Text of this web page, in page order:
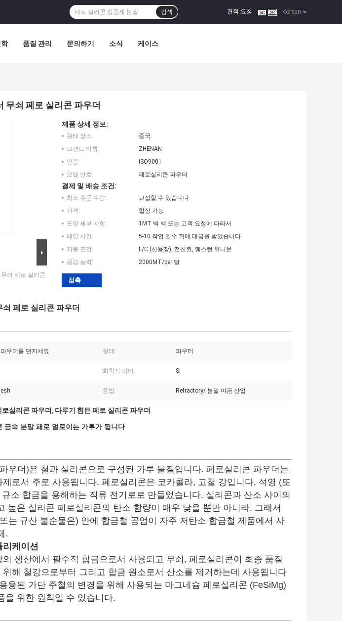
Korean
견적 요청 |
검색
품질 관리 문의하기 소식 케이스
무쇠 페로 실리콘 파우더
쇠 페로 실리콘
제품 상세 정보:
원래 장소:
중국
브랜드 이름:
ZHENAN
인증:
ISO9001
모델 번호:
페로실리콘 파우더
결제 및 배송 조건:
최소 주문 수량:
교섭할 수 있습니다
가격:
협상 가능
포장 세부 사항:
1MT 빅 백 또는 고객 요청에 따라서
배달 시간:
5-10 작업 일수 뒤에 대금을 받았습니다
지불 조건:
L/C (신용장), 전신환, 웨스턴 유니온
공급 능력:
2000MT/per 달
접촉
페로 실리콘 파우더
우더를 던지세요 형태: 파우더
화학적 퇴비: Si
용법: Refractory/ 분말 야금 산업
로실리콘 파우더 , 다루기 힘든 페로 실리콘 파우더
금속 분말 패로 얼로이는 가루가 됩니다
우더)은 철과 실리콘으로 구성된 가루 물질입니다. 페로실리콘 파우더는
로서 주로 사용됩니다. 페로실리콘은 코카콜라, 고철 강입니다, 석영 (또
소 합금을 용해하는 직류 전기로로 만들었습니다. 실리콘과 산소 사이의
높은 실리콘 페로실리콘의 탄소 함량이 매우 낮을 뿐만 아니라. 그래서
는 규산 불순물은) 안에 합금철 공업이 자주 저탄소 합금철 제품에서 사
.
케이션
생산에서 필수적 합금으로서 사용되고 무쇠, 페로실리콘이 최종 품질
해 철강으로부터 그리고 합금 원소로서 산소를 제거하는데 사용됩니다
융된 가단 주철의 변경을 위해 사용되는 마그네슘 페로실리콘 (FeSiMg)
을 위한 원칙일 수 있습니다.